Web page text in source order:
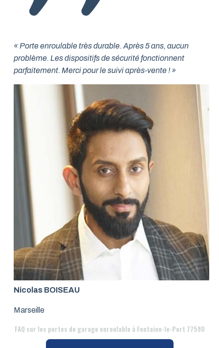
« Porte enroulable très durable. Après 5 ans, aucun
problème. Les dispositifs de sécurité fonctionnent
parfaitement. Merci pour le suivi après-vente ! »
Nicolas BOISEAU
Marseille
FAQ sur les portes de garage enroulable à Fontaine-le-Port 77590